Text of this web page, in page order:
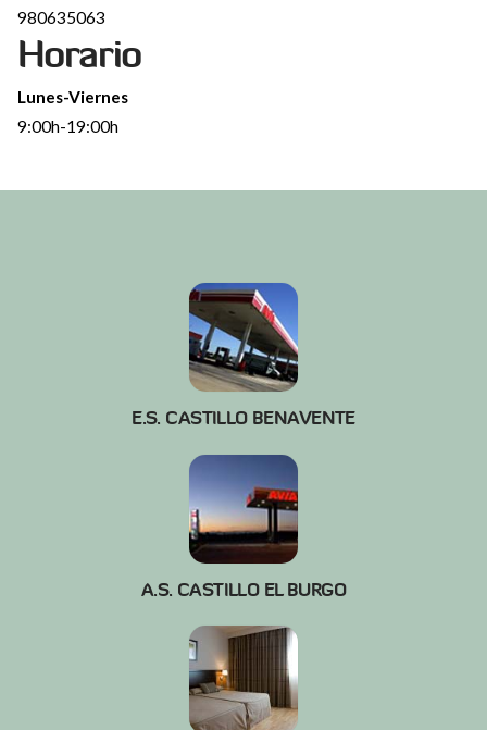
980635063
Horario
Lunes-Viernes
9:00h-19:00h
E.S. CASTILLO BENAVENTE
A.S. CASTILLO EL BURGO